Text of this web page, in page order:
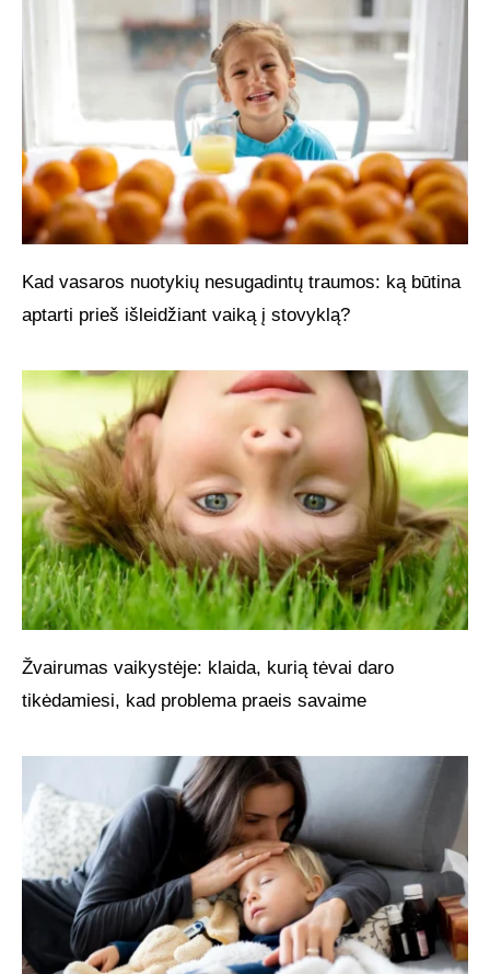
Kad vasaros nuotykių nesugadintų traumos: ką būtina
aptarti prieš išleidžiant vaiką į stovyklą?
Žvairumas vaikystėje: klaida, kurią tėvai daro
tikėdamiesi, kad problema praeis savaime